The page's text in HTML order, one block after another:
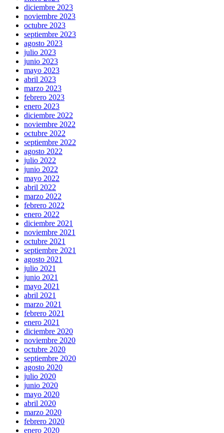
diciembre 2023
noviembre 2023
octubre 2023
septiembre 2023
agosto 2023
julio 2023
junio 2023
mayo 2023
abril 2023
marzo 2023
febrero 2023
enero 2023
diciembre 2022
noviembre 2022
octubre 2022
septiembre 2022
agosto 2022
julio 2022
junio 2022
mayo 2022
abril 2022
marzo 2022
febrero 2022
enero 2022
diciembre 2021
noviembre 2021
octubre 2021
septiembre 2021
agosto 2021
julio 2021
junio 2021
mayo 2021
abril 2021
marzo 2021
febrero 2021
enero 2021
diciembre 2020
noviembre 2020
octubre 2020
septiembre 2020
agosto 2020
julio 2020
junio 2020
mayo 2020
abril 2020
marzo 2020
febrero 2020
enero 2020